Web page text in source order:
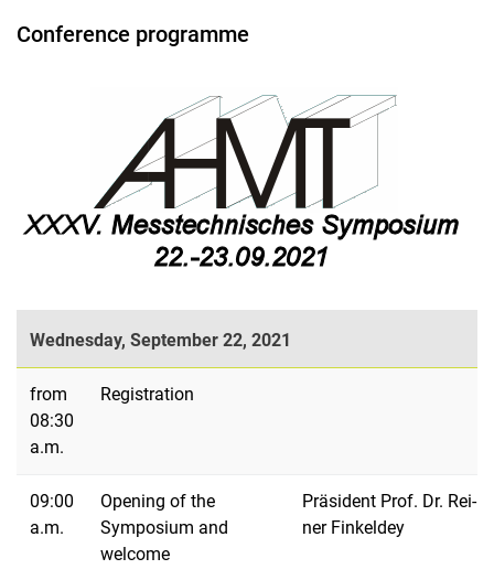
Conference programme
Wednesday, September 22, 2021
from
08:30
a.m.
Registration
09:00
a.m.
Opening of the
Symposium and
welcome
Prä­si­dent Prof. Dr. Rei­
ner Fin­kel­dey